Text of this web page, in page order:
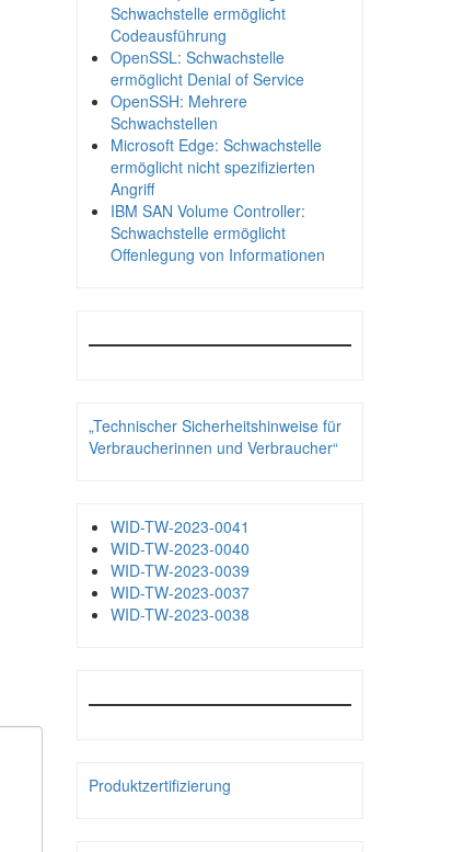
Schwachstelle ermöglicht
Codeausführung
OpenSSL: Schwachstelle
ermöglicht Denial of Service
OpenSSH: Mehrere
Schwachstellen
Microsoft Edge: Schwachstelle
ermöglicht nicht spezifizierten
Angriff
IBM SAN Volume Controller:
Schwachstelle ermöglicht
Offenlegung von Informationen
„Technischer Sicherheitshinweise für
Verbraucherinnen und Verbraucher“
WID-TW-2023-0041
WID-TW-2023-0040
WID-TW-2023-0039
WID-TW-2023-0037
WID-TW-2023-0038
Produktzertifizierung